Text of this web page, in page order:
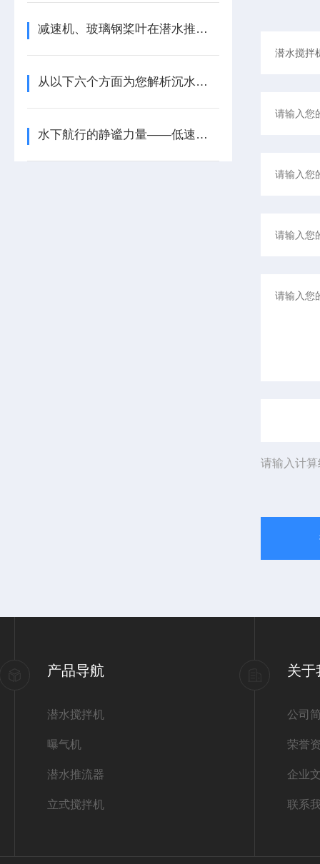
减速机、玻璃钢桨叶在潜水推流器设备中的应用
从以下六个方面为您解析沉水双曲面搅拌机
水下航行的静谧力量——低速潜水推进器的驾驭之道与安全灯塔
请输入计
产品导航
潜水搅拌机
曝气机
潜水推流器
立式搅拌机
关于
公司
荣誉
企业
联系